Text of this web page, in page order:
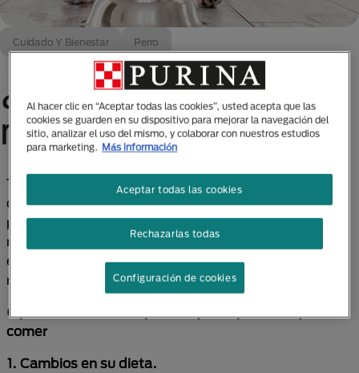
Cuidado Y Bienestar Perro
¿Por qué mi perro
no quiere comer?
Tu mascota es un miembro más de la familia y
cuando notas algo extraño es normal que te
preocupes, por ejemplo, si se da el caso de que
rechace su comida es una señal de que tu perro no
está pasando por un buen momento. Veamos las
razones detrás de este comportamiento.
6 probables motivos por los que tu perro no quiere
comer
1. Cambios en su dieta.
Al hacer clic en “Aceptar todas las cookies”, usted acepta que las
cookies se guarden en su dispositivo para mejorar la navegación del
sitio, analizar el uso del mismo, y colaborar con nuestros estudios
para marketing.
Más información
Rechazarlas todas
Aceptar todas las cookies
Configuración de cookies